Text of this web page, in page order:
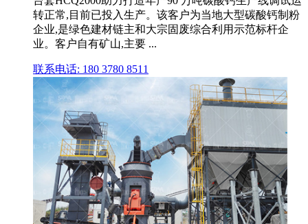
转正常,目前已投入生产。该客户为当地大型碳酸钙制粉
企业,是绿色建材链主和大宗固废综合利用示范标杆企
业。客户自有矿山,主要 ...
联系电话: 180 3780 8511